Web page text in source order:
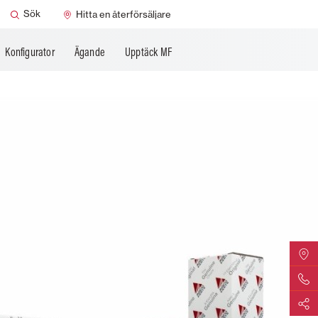
Sök Hitta en återförsäljare
Konfigurator Ägande Upptäck MF
Hitta
Dela